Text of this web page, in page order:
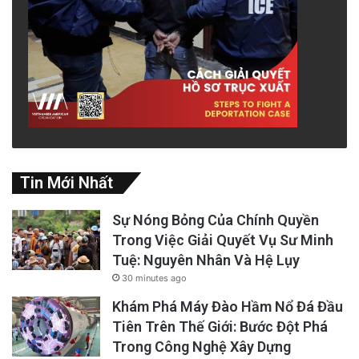
người cùng lứa tuổi.
Tất cả những điều này có thể dẫn đến điều
tiếp theo trong danh sách của chúng ta, đó là
cảm thấy khác biệt với mọi người.
Điều trớ trêu là, một trong những điểm chung
của nhiều người trong chúng ta là chúng ta
cảm thấy mình không có điểm chung nào với
người khác.
Tin Mới Nhất
Sự Nóng Bỏng Của Chính Quyền
Trong Việc Giải Quyết Vụ Sư Minh
Tuệ: Nguyên Nhân Và Hệ Lụy
30 minutes ago
Khám Phá Máy Đào Hầm Nổ Đá Đầu
Tiên Trên Thế Giới: Bước Đột Phá
Trong Công Nghệ Xây Dựng